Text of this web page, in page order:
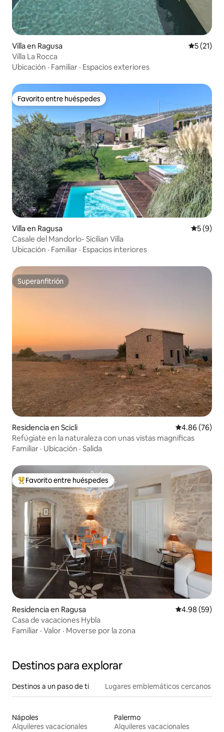
Villa en Ragusa
5 (21)
Villa La Rocca
Ubicación · Familiar · Espacios exteriores
Favorito entre huéspedes
Favorito entre huéspedes
Villa en Ragusa
5 (9)
Casale del Mandorlo- Sicilian Villa
Ubicación · Familiar · Espacios interiores
Superanfitrión
Superanfitrión
Residencia en Scicli Calificación
4.86 (76)
Refúgiate en la naturaleza con unas vistas magníficas
Familiar · Ubicación · Salida
De los mejores en Favorito entre huéspedes
Favorito entre huéspedes
Residencia en Ragusa Calificación
4.98 (59)
Casa de vacaciones Hybla
Familiar · Valor · Moverse por la zona
Destinos para explorar
Destinos a un paso de ti Lugares emblemáticos cercanos
Nápoles
Alquileres vacacionales
Palermo
Alquileres vacacionales